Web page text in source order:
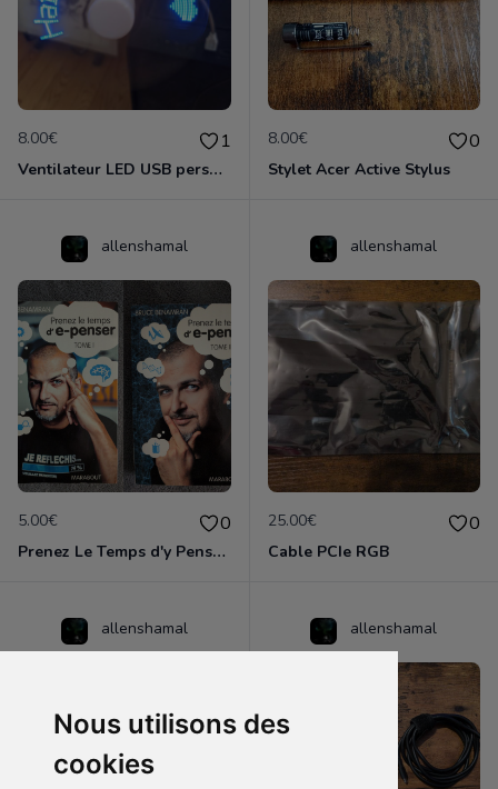
Nous utilisons des
cookies
8.00€ 1
Ventilateur LED USB personnalisable
8.00€ 0
Stylet Acer Active Stylus
allenshamal
5.00€ 0
Prenez Le Temps d'y Penser I et II
allenshamal
25.00€ 0
Cable PCIe RGB
allenshamal allenshamal